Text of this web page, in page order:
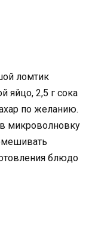
ломтик
яйцо, 2,5 г сока
по желанию.
микроволновку
блюдо